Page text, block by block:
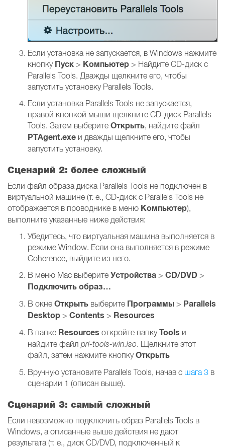
Если установка не запускается, в Windows нажмите
кнопку Пуск > Компьютер > Найдите CD-диск с
Parallels Tools. Дважды щелкните его, чтобы
запустить установку Parallels Tools.
Если установка Parallels Tools не запускается,
правой кнопкой мыши щелкните CD-диск Parallels
Tools. Затем выберите Открыть, найдите файл
PTAgent.exe и дважды щелкните его, чтобы
запустить установку.
Сценарий 2: более сложный
Если файл образа диска Parallels Tools не подключен в
виртуальной машине (т. е., CD-диск с Parallels Tools не
отображается в проводнике в меню Компьютер),
выполните указанные ниже действия:
Убедитесь, что виртуальная машина выполняется в
режиме Window. Если она выполняется в режиме
Coherence, выйдите из него.
В меню Mac выберите Устройства > CD/DVD >
Подключить образ…
В окне Открыть выберите Программы > Parallels
Desktop > Contents > Resources
В папке Resources откройте папкуTools и
найдите файл prl-tools-win.iso. Щелкните этот
файл, затем нажмите кнопкуОткрыть
Вручную установите Parallels Tools, начав с шага 3 в
сценарии 1 (описан выше).
Сценарий 3: самый сложный
Если невозможно подключить образ Parallels Tools в
Windows, а описанные выше действия не дают
результата (т. е., диск CD/DVD, подключенный к